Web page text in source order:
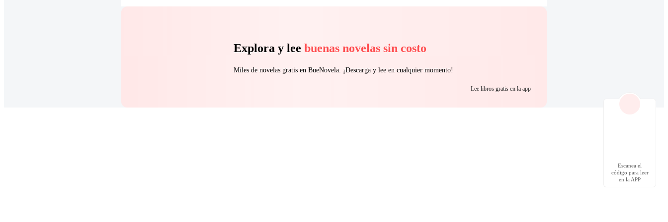
Explora y lee buenas novelas sin costo
Miles de novelas gratis en BueNovela. ¡Descarga y lee en cualquier momento!
Lee libros gratis en la app
Escanea el
código para leer
en la APP